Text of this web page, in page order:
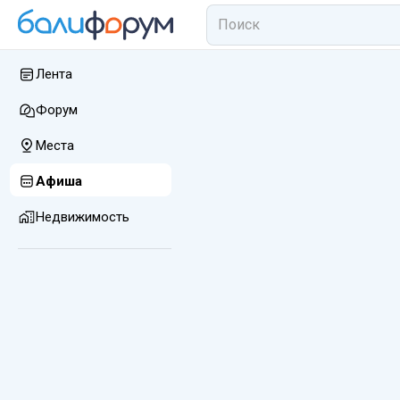
Лента
Форум
Места
Афиша
Недвижимость